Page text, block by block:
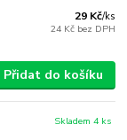
29 Kč/ks
24 Kč bez DPH
Přidat do košíku
Skladem 4 ks